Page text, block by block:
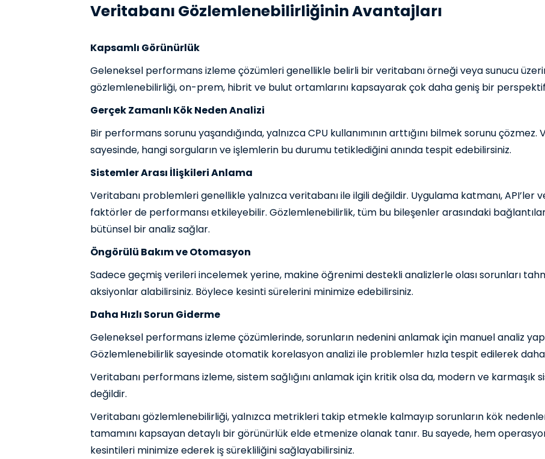
Veritabanı Gözlemlenebilirliğinin Avantajları
Kapsamlı Görünürlük
Geleneksel performans izleme çözümleri genellikle belirli bir veritabanı örneği veya sunucu
gözlemlenebilirliği, on-prem, hibrit ve bulut ortamlarını kapsayarak çok daha geniş bir
Gerçek Zamanlı Kök Neden Analizi
Bir performans sorunu yaşandığında, yalnızca CPU kullanımının arttığını bilmek sorunu
sayesinde, hangi sorguların ve işlemlerin bu durumu tetiklediğini anında tespit edebilirsiniz.
Sistemler Arası İlişkileri Anlama
Veritabanı problemleri genellikle yalnızca veritabanı ile ilgili değildir. Uygulama katmanı,
faktörler de performansı etkileyebilir. Gözlemlenebilirlik, tüm bu bileşenler arasındaki
bütünsel bir analiz sağlar.
Öngörülü Bakım ve Otomasyon
Sadece geçmiş verileri incelemek yerine, makine öğrenimi destekli analizlerle olası sorunları
aksiyonlar alabilirsiniz. Böylece kesinti sürelerini minimize edebilirsiniz.
Daha Hızlı Sorun Giderme
Geleneksel performans izleme çözümlerinde, sorunların nedenini anlamak için manuel analiz
Gözlemlenebilirlik sayesinde otomatik korelasyon analizi ile problemler hızla tespit edilerek
Veritabanı performans izleme, sistem sağlığını anlamak için kritik olsa da, modern ve karmaşık
değildir.
Veritabanı gözlemlenebilirliği, yalnızca metrikleri takip etmekle kalmayıp sorunların kök
tamamını kapsayan detaylı bir görünürlük elde etmenize olanak tanır. Bu sayede, hem
kesintileri minimize ederek iş sürekliliğini sağlayabilirsiniz.